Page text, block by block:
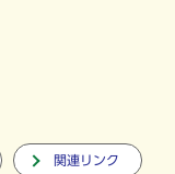
関連リンク